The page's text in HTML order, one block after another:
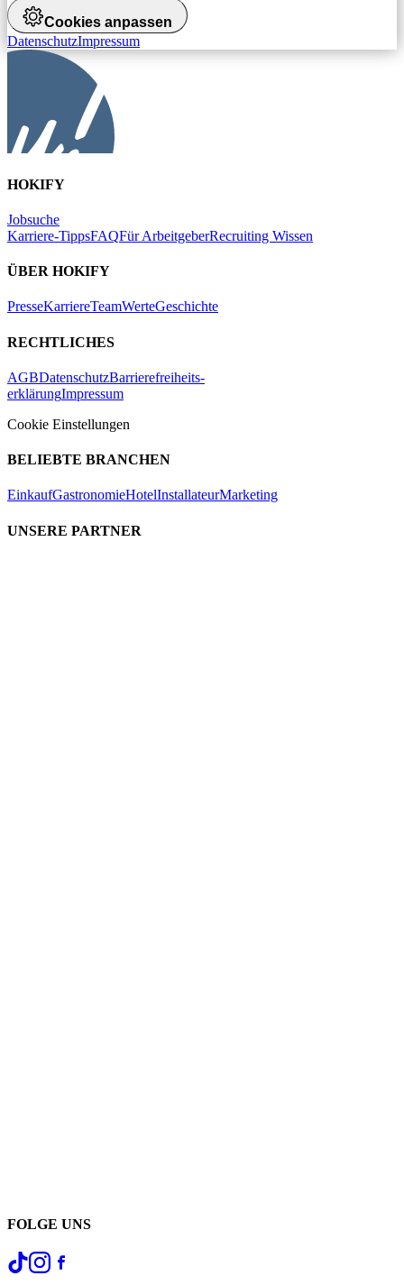
Cookies anpassen
DatenschutzImpressum
HOKIFY
Jobsuche
Karriere-TippsFAQFür ArbeitgeberRecruiting Wissen
ÜBER HOKIFY
PresseKarriereTeamWerteGeschichte
RECHTLICHES
AGBDatenschutzBarrierefreiheits-
erklärungImpressum
Cookie Einstellungen
BELIEBTE BRANCHEN
EinkaufGastronomieHotelInstallateurMarketing
UNSERE PARTNER
FOLGE UNS